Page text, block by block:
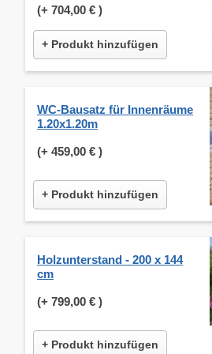
(+ 704,00 € )
+ Produkt hinzufügen
WC-Bausatz für Innenräume
1.20x1.20m
(+ 459,00 € )
+ Produkt hinzufügen
Holzunterstand - 200 x 144
cm
(+ 799,00 € )
+ Produkt hinzufügen